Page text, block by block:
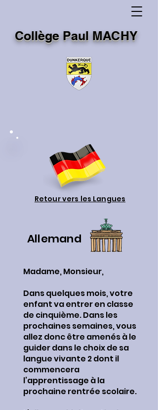
Collège Paul MACHY
Retour vers les Langues
Allemand
Madame, Monsieur,
Dans quelques mois, votre
enfant va entrer en classe
de cinquième. Dans les
prochaines semaines, vous
allez donc être amenés à le
guider dans le choix de sa
langue vivante 2 dont il
commencera
l’apprentissage à la
prochaine rentrée scolaire.